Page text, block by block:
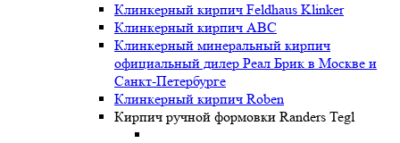
Клинкерный кирпич Feldhaus Klinker
Клинкерный кирпич ABC
Клинкерный минеральный кирпич
официальный дилер Реал Брик в Москве и
Санкт-Петербурге
Клинкерный кирпич Roben
Кирпич ручной формовки Randers Tegl